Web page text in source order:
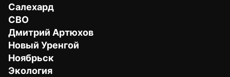
Салехард
СВО
Дмитрий Артюхов
Новый Уренгой
Ноябрьск
Экология